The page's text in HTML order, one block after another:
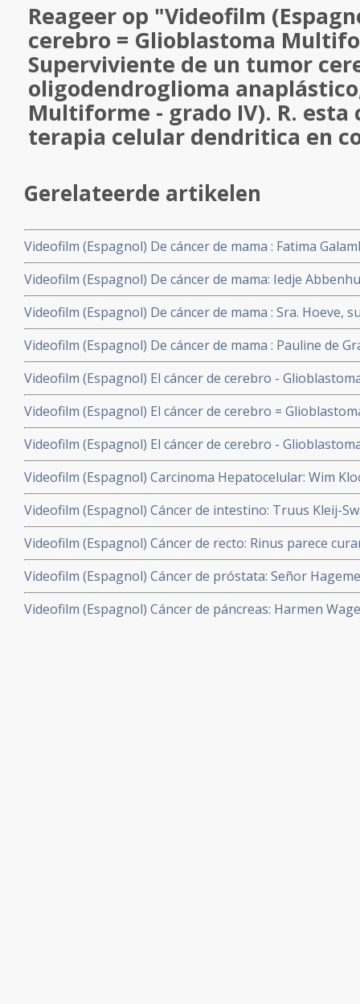
Reageer op "Videofilm
cerebro = Glioblastoma
Superviviente de un tumor
oligodendroglioma
Multiforme - grado IV). R. esta
terapia celular dendritica en
Gerelateerde artikelen
Videofilm (Espagnol) De cáncer de mama : Fatima
completa de un cáncer de mama sensible a hormonas
mediante terapia celular dendrítica e hipertermia.
Videofilm (Espagnol) De cáncer de mama: Iedje
años un cáncer de pecho con metástasis con un
y con hipertermia y terapia celular dendritica
Videofilm (Espagnol) De cáncer de mama : Sra. Hoeve,
parte hormonodependiente con metástasis (Grado IV)
combinacion con hyperthermia.
Videofilm (Espagnol) De cáncer de mama : Pauline de
cáncer de pecho no sensible a las hormonas con
IV) con terapia celular dendritica en combinacion con
Videofilm (Espagnol) El cáncer de cerebro -
superviviente de Glioblastoma Multiforma (grado IV).
dendritica en combinacion con hyperthermia local.
Videofilm (Espagnol) El cáncer de cerebro =
Superviviente de un tumor cerebral. Un
Multiforme - grado IV). R. esta curado con terapia
Videofilm (Espagnol) El cáncer de cerebro -
Boogaard, superviviente de un tumor cerebral
(grado IV). Dirk falleció sexto. de junio de 2010
Videofilm (Espagnol) Carcinoma Hepatocelular: Wim
hepatocarcinoma relacionado con Hepatitis B,
CH = Carcinoma Hepatocelular. Curado con terapia
con
Videofilm (Espagnol) Cáncer de intestino: Truus Kleij-
intestino con terapia celular dendritica en combinacion
Videofilm (Espagnol) Cáncer de recto: Rinus parece
resecable rectal mediante un tratamiento combinado
células dendríticas y un estilo de vida saludable y la
Videofilm (Espagnol) Cáncer de próstata: Señor
próstata con metástasis (Grado III) con terapia celular
hyperthermia local.
Videofilm (Espagnol) Cáncer de páncreas: Harmen